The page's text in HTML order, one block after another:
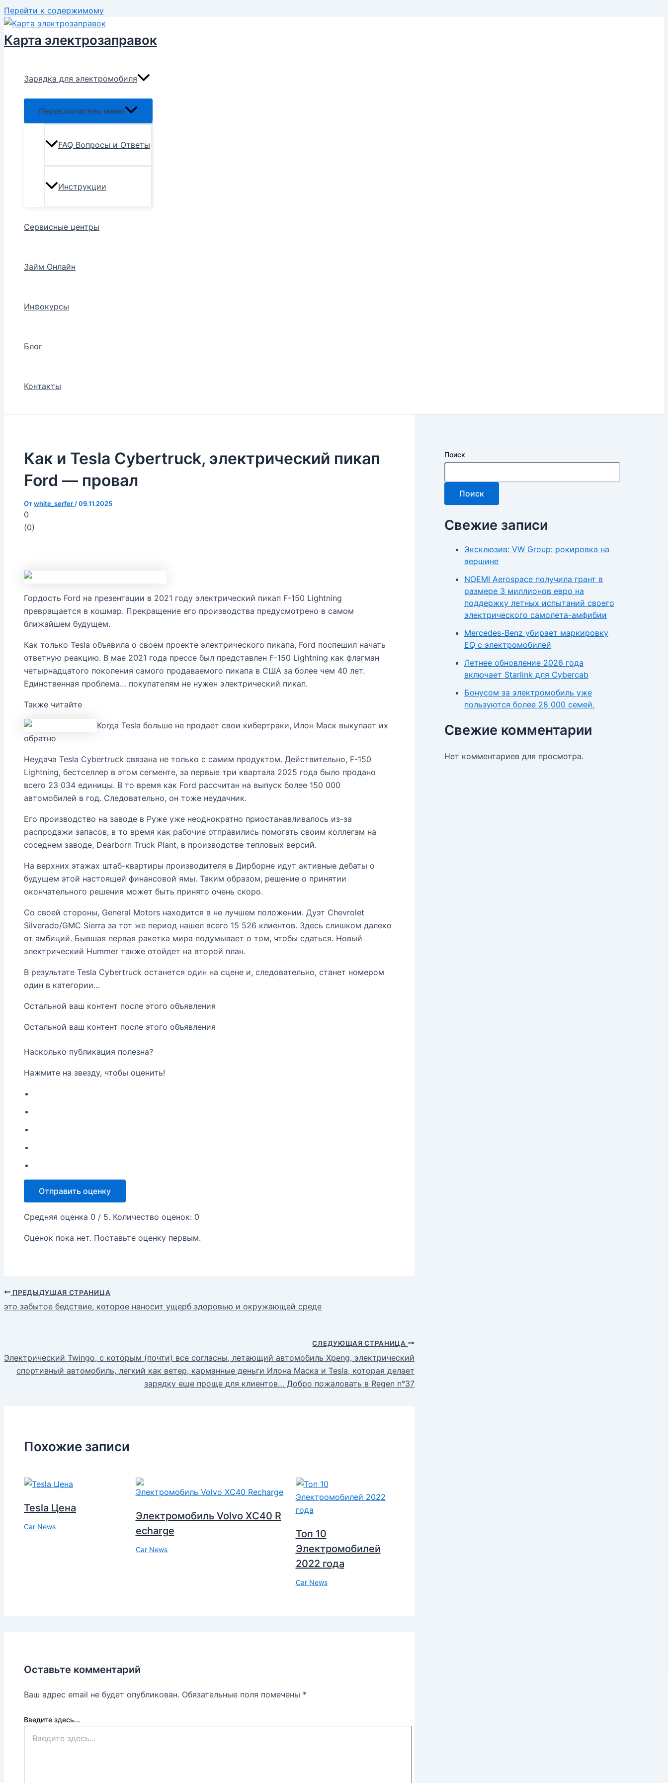
Перейти к содержимому
Карта электрозаправок
Зарядка для электромобиля
Переключатель меню
FAQ Вопросы и Ответы
Инструкции
Сервисные центры
Займ Онлайн
Инфокурсы
Блог
Контакты
Как и Tesla Cybertruck, электрический пикап
Ford — провал
Отwhite_serfer /09.11.2025
0
(0)
Гордость Ford на презентации в 2021 году электрический пикап F-150 Lightning
превращается в кошмар. Прекращение его производства предусмотрено в самом
ближайшем будущем.
Как только Tesla объявила о своем проекте электрического пикапа, Ford поспешил начать
ответную реакцию. В мае 2021 года прессе был представлен F-150 Lightning как флагман
четырнадцатого поколения самого продаваемого пикапа в США за более чем 40 лет.
Единственная проблема… покупателям не нужен электрический пикап.
Также читайте
Когда Tesla больше не продает свои кибертраки, Илон Маск выкупает их
обратно
Неудача Tesla Cybertruck связана не только с самим продуктом. Действительно, F-150
Lightning, бестселлер в этом сегменте, за первые три квартала 2025 года было продано
всего 23 034 единицы. В то время как Ford рассчитан на выпуск более 150 000
автомобилей в год. Следовательно, он тоже неудачник.
Его производство на заводе в Руже уже неоднократно приостанавливалось из-за
распродажи запасов, в то время как рабочие отправились помогать своим коллегам на
соседнем заводе, Dearborn Truck Plant, в производстве тепловых версий.
На верхних этажах штаб-квартиры производителя в Дирборне идут активные дебаты о
будущем этой настоящей финансовой ямы. Таким образом, решение о принятии
окончательного решения может быть принято очень скоро.
Со своей стороны, General Motors находится в не лучшем положении. Дуэт Chevrolet
Silverado/GMC Sierra за тот же период нашел всего 15 526 клиентов. Здесь слишком далеко
от амбиций. Бывшая первая ракетка мира подумывает о том, чтобы сдаться. Новый
электрический Hummer также отойдет на второй план.
В результате Tesla Cybertruck останется один на сцене и, следовательно, станет номером
один в категории…
Остальной ваш контент после этого объявления
Остальной ваш контент после этого объявления
Насколько публикация полезна?
Нажмите на звезду, чтобы оценить!
Отправить оценку
Средняя оценка 0 / 5. Количество оценок: 0
Оценок пока нет. Поставьте оценку первым.
ПРЕДЫДУЩАЯ СТРАНИЦА
это забытое бедствие, которое наносит ущерб здоровью и окружающей среде
СЛЕДУЮЩАЯ СТРАНИЦА
Электрический Twingo, с которым (почти) все согласны, летающий автомобиль Xpeng, электрический
спортивный автомобиль, легкий как ветер, карманные деньги Илона Маска и Tesla, которая делает
зарядку еще проще для клиентов… Добро пожаловать в Regen n°37
Похожие записи
Tesla Цена
Car News
Электромобиль Volvo XC40 R
echarge
Car News
Топ 10
Электромобилей
2022 года
Car News
Оставьте комментарий
Ваш адрес email не будет опубликован. Обязательные поля помечены *
Введите здесь...
Поиск
Поиск
Свежие записи
Эксклюзив: VW Group: рокировка на
вершине
NOEMI Aerospace получила грант в
размере 3 миллионов евро на
поддержку летных испытаний своего
электрического самолета-амфибии
Mercedes-Benz убирает маркировку
EQ с электромобилей
Летнее обновление 2026 года
включает Starlink для Cybercab
Бонусом за электромобиль уже
пользуются более 28 000 семей.
Свежие комментарии
Нет комментариев для просмотра.